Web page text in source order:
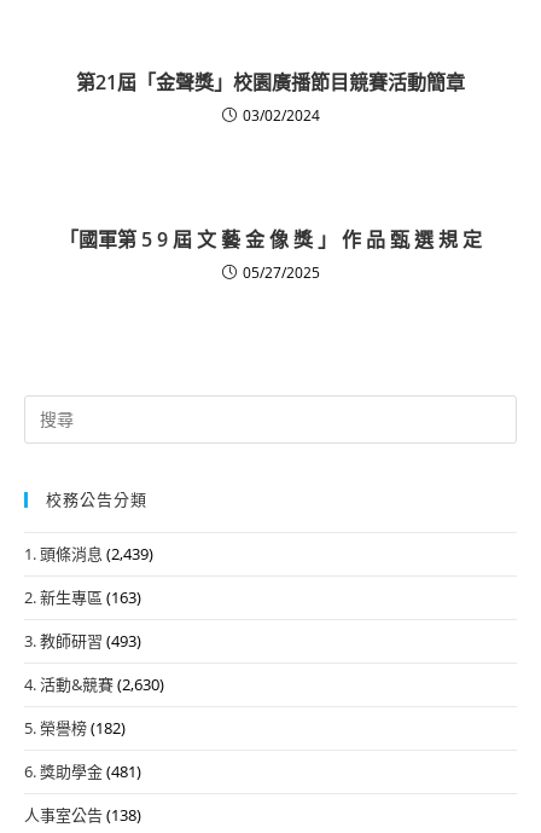
第21屆「金聲獎」校園廣播節目競賽活動簡章
03/02/2024
「國軍第 5 9 屆 文 藝 金 像 獎 」 作 品 甄 選 規 定
05/27/2025
Search
for:
校務公告分類
1. 頭條消息 (2,439)
2. 新生專區 (163)
3. 教師研習 (493)
4. 活動&競賽(2,630)
5. 榮譽榜(182)
6. 獎助學金(481)
人事室公告(138)